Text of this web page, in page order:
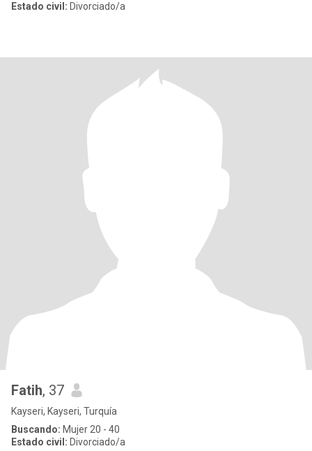
Estado civil: Divorciado/a
Fatih, 37
Kayseri, Kayseri, Turquía
Buscando: Mujer 20 - 40
Estado civil: Divorciado/a